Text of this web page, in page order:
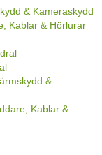
& Kameraskydd
Kablar & Hörlurar
&
Kablar &